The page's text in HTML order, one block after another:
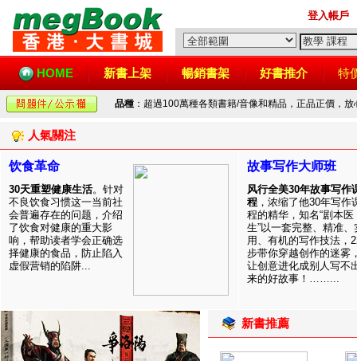
登入帳戶
HOME 新書上架 暢銷書架 好書推介 特
品種 ：超過100萬種各類書籍/音像和精品，正品正價，
人氣關注
饮食革命
30天重塑健康生活。针对
不良饮食习惯这一当前社
会普遍存在的问题，介绍
了饮食对健康的重大影
响，帮助读者学会正确选
择健康的食品，防止陷入
虚假营销的陷阱...
故事写作大师班
风行全美30年故事写作
程 ，浓缩了他30年写作
程的精华，知名“剧本医
生”以一套完整、精准、
用、有机的写作技法，
步带你穿越创作的迷雾
让创意进化成别人写不
来的好故事！……...
新書推薦